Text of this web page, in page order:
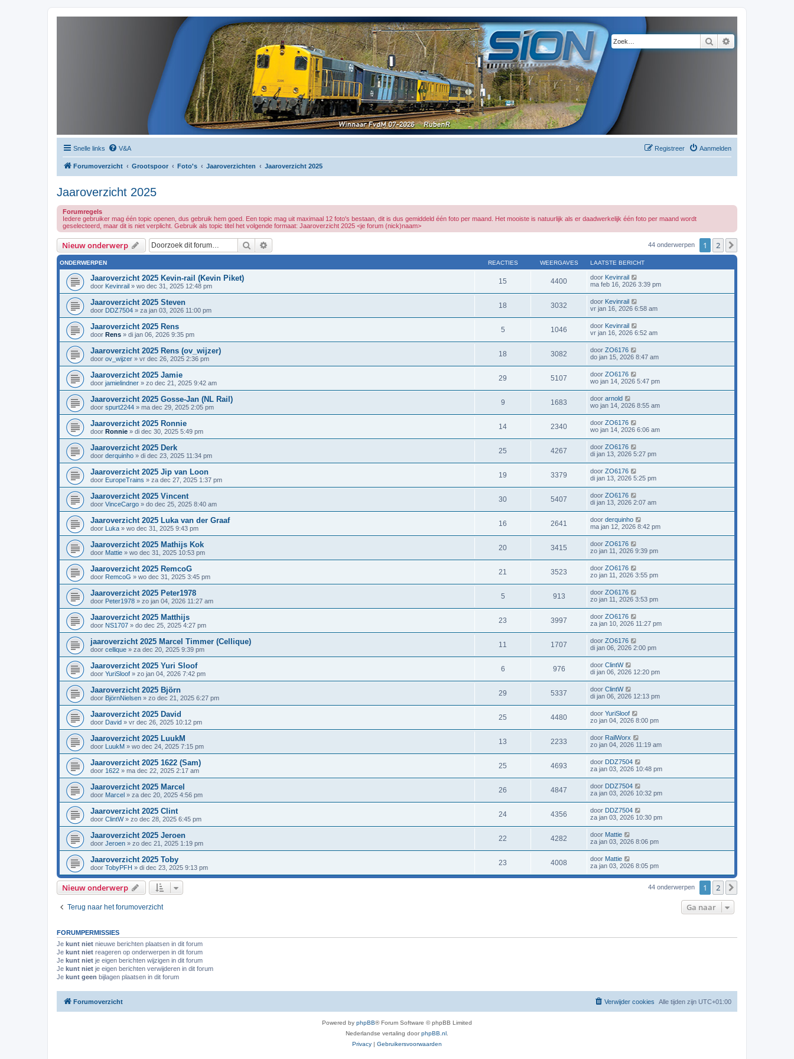
Zoek
Snelle links V&A Aanmelden
Registreer
Forumoverzicht Grootspoor Foto's Jaaroverzichten Jaaroverzicht 2025
Jaaroverzicht 2025
Forumregels
Iedere gebruiker mag één topic openen, dus gebruik hem goed. Een topic mag uit maximaal 12 foto's bestaan, dit is dus gemiddeld één foto per maand. Het mooiste is natuurlijk als er daadwerkelijk één foto per maand wordt
geselecteerd, maar dit is niet verplicht. Gebruik als topic titel het volgende formaat: Jaaroverzicht 2025 <je forum (nick)naam>
Nieuw onderwerp Zoek 44 onderwerpen 1 2
ONDERWERPEN REACTIES WEERGAVES LAATSTE BERICHT
Jaaroverzicht 2025 Kevin-rail (Kevin Piket)
door Kevinrail » wo dec 31, 2025 12:48 pm
15 4400 door Kevinrail
ma feb 16, 2026 3:39 pm
Jaaroverzicht 2025 Steven
door DDZ7504 » za jan 03, 2026 11:00 pm
18 3032 door Kevinrail
vr jan 16, 2026 6:58 am
Jaaroverzicht 2025 Rens
door Rens » di jan 06, 2026 9:35 pm
5 1046 door Kevinrail
vr jan 16, 2026 6:52 am
Jaaroverzicht 2025 Rens (ov_wijzer)
door ov_wijzer » vr dec 26, 2025 2:36 pm
18 3082 door ZO6176
do jan 15, 2026 8:47 am
Jaaroverzicht 2025 Jamie
door jamielindner » zo dec 21, 2025 9:42 am
29 5107 door ZO6176
wo jan 14, 2026 5:47 pm
Jaaroverzicht 2025 Gosse-Jan (NL Rail)
door spurt2244 » ma dec 29, 2025 2:05 pm
9 1683 door arnold
wo jan 14, 2026 8:55 am
Jaaroverzicht 2025 Ronnie
door Ronnie » di dec 30, 2025 5:49 pm
14 2340 door ZO6176
wo jan 14, 2026 6:06 am
Jaaroverzicht 2025 Derk
door derquinho » di dec 23, 2025 11:34 pm
25 4267 door ZO6176
di jan 13, 2026 5:27 pm
Jaaroverzicht 2025 Jip van Loon
door EuropeTrains » za dec 27, 2025 1:37 pm
19 3379 door ZO6176
di jan 13, 2026 5:25 pm
Jaaroverzicht 2025 Vincent
door VinceCargo » do dec 25, 2025 8:40 am
30 5407 door ZO6176
di jan 13, 2026 2:07 am
Jaaroverzicht 2025 Luka van der Graaf
door Luka » wo dec 31, 2025 9:43 pm
16 2641 door derquinho
ma jan 12, 2026 8:42 pm
Jaaroverzicht 2025 Mathijs Kok
door Mattie » wo dec 31, 2025 10:53 pm
20 3415 door ZO6176
zo jan 11, 2026 9:39 pm
Jaaroverzicht 2025 RemcoG
door RemcoG » wo dec 31, 2025 3:45 pm
21 3523 door ZO6176
zo jan 11, 2026 3:55 pm
Jaaroverzicht 2025 Peter1978
door Peter1978 » zo jan 04, 2026 11:27 am
5 913 door ZO6176
zo jan 11, 2026 3:53 pm
Jaaroverzicht 2025 Matthijs
door NS1707 » do dec 25, 2025 4:27 pm
23 3997 door ZO6176
za jan 10, 2026 11:27 pm
jaaroverzicht 2025 Marcel Timmer (Cellique)
door cellique » za dec 20, 2025 9:39 pm
11 1707 door ZO6176
di jan 06, 2026 2:00 pm
Jaaroverzicht 2025 Yuri Sloof
door YuriSloof » zo jan 04, 2026 7:42 pm
6 976 door ClintW
di jan 06, 2026 12:20 pm
Jaaroverzicht 2025 Björn
door BjörnNielsen » zo dec 21, 2025 6:27 pm
29 5337 door ClintW
di jan 06, 2026 12:13 pm
Jaaroverzicht 2025 David
door David » vr dec 26, 2025 10:12 pm
25 4480 door YuriSloof
zo jan 04, 2026 8:00 pm
Jaaroverzicht 2025 LuukM
door LuukM » wo dec 24, 2025 7:15 pm
13 2233 door RailWorx
zo jan 04, 2026 11:19 am
Jaaroverzicht 2025 1622 (Sam)
door 1622 » ma dec 22, 2025 2:17 am
25 4693 door DDZ7504
za jan 03, 2026 10:48 pm
Jaaroverzicht 2025 Marcel
door Marcel » za dec 20, 2025 4:56 pm
26 4847 door DDZ7504
za jan 03, 2026 10:32 pm
Jaaroverzicht 2025 Clint
door ClintW» zo dec 28, 2025 6:45 pm
24 4356 door DDZ7504
za jan 03, 2026 10:30 pm
Jaaroverzicht 2025 Jeroen
door Jeroen » zo dec 21, 2025 1:19 pm
22 4282 door Mattie
za jan 03, 2026 8:06 pm
Jaaroverzicht 2025 Toby
door TobyPFH » di dec 23, 2025 9:13 pm
23 4008 door Mattie
za jan 03, 2026 8:05 pm
Nieuw onderwerp 44 onderwerpen 1 2
Terug naar het forumoverzicht Ga naar
FORUMPERMISSIES
Je kunt niet nieuwe berichten plaatsen in dit forum
Je kunt niet reageren op onderwerpen in dit forum
Je kunt niet je eigen berichten wijzigen in dit forum
Je kunt niet je eigen berichten verwijderen in dit forum
Je kunt geen bijlagen plaatsen in dit forum
Forumoverzicht Alle tijden zijn UTC+01:00
Verwijder cookies
Powered by phpBB® Forum Software © phpBB Limited
Nederlandse vertaling doorphpBB.nl
Privacy | Gebruikersvoorwaarden